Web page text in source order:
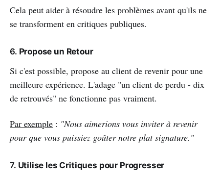
Cela peut aider à résoudre les problèmes avant qu'ils ne
se transforment en critiques publiques.
6. Propose un Retour
Si c'est possible, propose au client de revenir pour une
meilleure expérience. L'adage "un client de perdu - dix
de retrouvés" ne fonctionne pas vraiment.
Par exemple : "Nous aimerions vous inviter à revenir
pour que vous puissiez goûter notre plat signature."
7. Utilise les Critiques pour Progresser